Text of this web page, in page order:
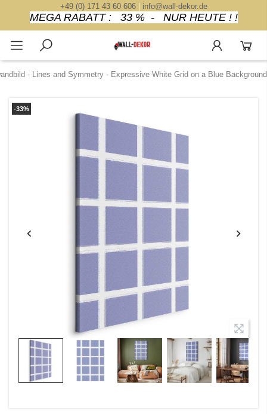
+49 (0) 171 43 60 606| info@wall-dekor.de
MEGA RABATT : 33 % - NUR HEUTE ! !
- Lines and Symmetry - Expressive White Grid on a Blue Background
-33%